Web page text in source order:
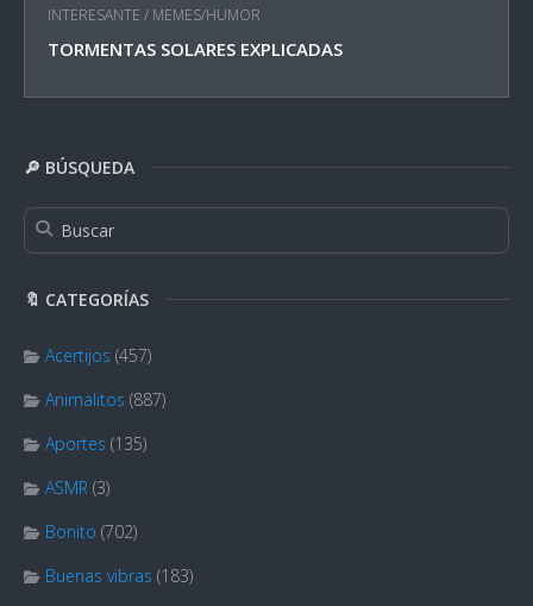
INTERESANTE / MEMES/HUMOR
TORMENTAS SOLARES EXPLICADAS
🔎 BÚSQUEDA
🔖 CATEGORÍAS
Acertijos (457)
Animalitos (887)
Aportes (135)
ASMR (3)
Bonito (702)
Buenas vibras (183)